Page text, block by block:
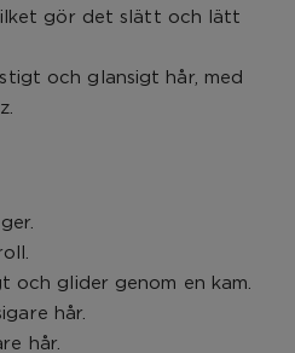
gör det slätt och lätt
och glansigt hår, med
och glider genom en kam.
hår.
hår.